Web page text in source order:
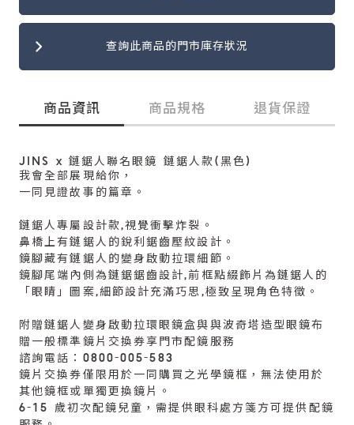
查詢此商品的門市庫存狀況
商品資訊 商品規格 退貨保證
JINS x 鏈鋸人聯名眼鏡 鏈鋸人款(黑色)
我會全部展現給你，
一同見證故事的篇章。
鏈鋸人專屬設計款,視覺衝擊炸裂。
鼻橋上有鏈鋸人的銳利鋸齒壓紋設計。
鏡腳藏有鏈鋸人的變身啟動拉環細節。
鏡腳尾端內側為鏈鋸鋸齒設計,前框點綴飾片為鏈鋸人的
「眼睛」圖案,細節設計充滿巧思,極致呈現角色特徵。
附贈鏈鋸人變身啟動拉環眼鏡盒與與波奇塔造型眼鏡布
贈一般標準鏡片交換券享門市配鏡服務
諮詢電話：0800-005-583
鏡片交換券僅限用於一同購買之光學鏡框，無法使用於
其他鏡框或單獨更換鏡片。
6-15 歲初次配鏡兒童，需提供眼科處方箋方可提供配鏡